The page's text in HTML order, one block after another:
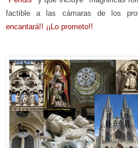
factible a las cámaras de los
encantará!! ¡¡Lo prometo!!